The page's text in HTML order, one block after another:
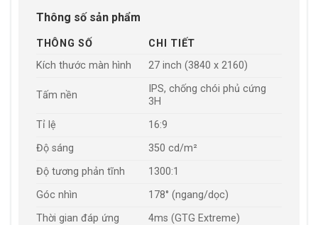
Thông số sản phẩm
THÔNG SỐ
CHI TIẾT
Kích thước màn hình
27 inch (3840 x 2160)
Tấm nền
IPS, chống chói phủ cứng
3H
Tỉ lệ
16:9
Độ sáng
350 cd/m²
Độ tương phản tĩnh
1300:1
Góc nhìn
178° (ngang/dọc)
Thời gian đáp ứng
4ms (GTG Extreme)